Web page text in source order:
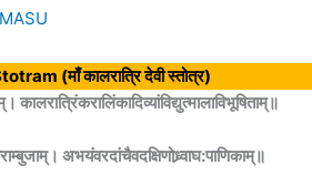
(माँ कालरात्रि देवी स्तोत्र)
अभयंवरदांचैवदक्षिणोध्र्वाघ:पाणिकाम्॥